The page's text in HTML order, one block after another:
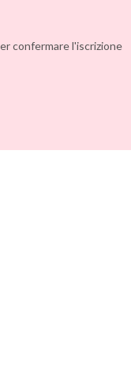
confermare l'iscrizione